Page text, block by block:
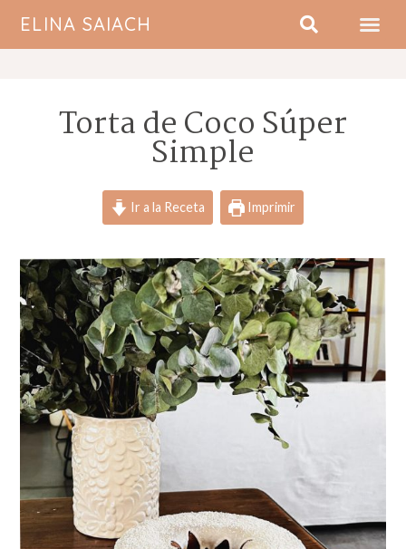
ELINA SAIACH
Torta de Coco Súper
Simple
Ir a la Receta Imprimir